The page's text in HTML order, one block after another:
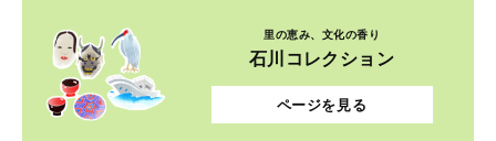
里の恵み、文化の香り
石川コレクション
ページを見る